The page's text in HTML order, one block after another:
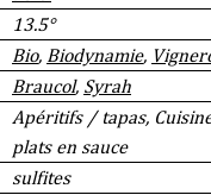
13.5°
Bio, Biodynamie,
Braucol, Syrah
Apéritifs / tapas,
plats en sauce
sulfites